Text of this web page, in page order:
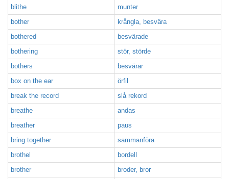
blithe
munter
bother
krångla, besvära
bothered
besvärade
bothering
stör, störde
bothers
besvärar
box on the ear
örfil
break the record
slå rekord
breathe
andas
breather
paus
bring together
sammanföra
brothel
bordell
brother
broder, bror